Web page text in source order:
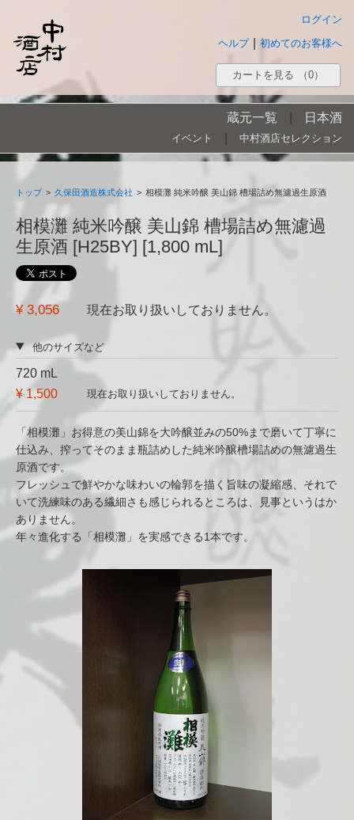
ログイン
初めてのお客様へ
ヘルプ
カートを見る （0）
蔵元一覧 日本酒
イベント 中村酒店セレクション
トップ > 久保田酒造株式会社 > 相模灘 純米吟醸 美山錦 槽場詰め無濾過生原酒
相模灘 純米吟醸 美山錦 槽場詰め無濾過
生原酒 [H25BY] [1,800 mL]
¥ 3,056 現在お取り扱いしておりません。
他のサイズなど
720 mL
¥ 1,500
現在お取り扱いしておりません。
「相模灘」お得意の美山錦を大吟醸並みの50%まで磨いて丁寧に
仕込み、搾ってそのまま瓶詰めした純米吟醸槽場詰めの無濾過生
原酒です。
フレッシュで鮮やかな味わいの輪郭を描く旨味の凝縮感、それで
いて洗練味のある繊細さも感じられるところは、見事というはか
ありません。
年々進化する「相模灘」を実感できる1本です。